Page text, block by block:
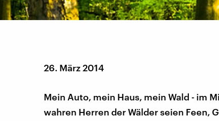
26. März 2014
Mein Auto, mein Haus, mein Wald - im
wahren Herren der Wälder seien Feen,